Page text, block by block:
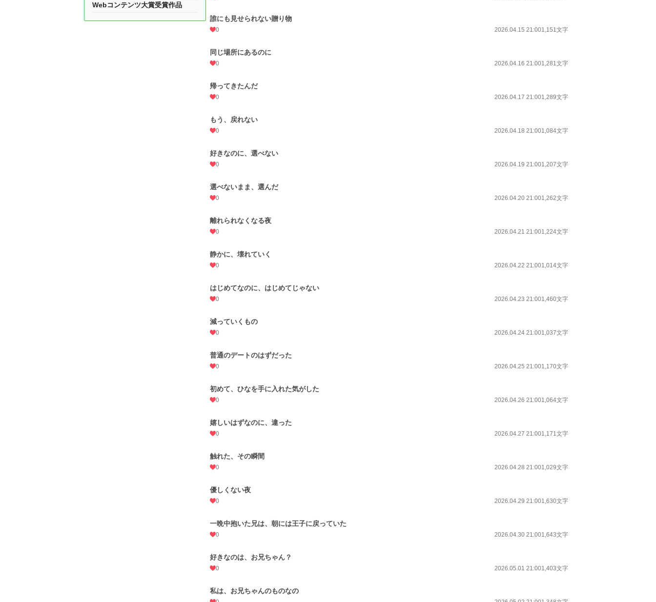
誰にも見せられない贈り物
0 2026.04.15 21:001,151文字
同じ場所にあるのに
0 2026.04.16 21:001,281文字
帰ってきたんだ
0 2026.04.17 21:001,289文字
もう、戻れない
0 2026.04.18 21:001,084文字
好きなのに、選べない
0 2026.04.19 21:001,207文字
選べないまま、選んだ
0 2026.04.20 21:001,262文字
離れられなくなる夜
0 2026.04.21 21:001,224文字
静かに、壊れていく
0 2026.04.22 21:001,014文字
はじめてなのに、はじめてじゃない
0 2026.04.23 21:001,460文字
減っていくもの
0 2026.04.24 21:001,037文字
普通のデートのはずだった
0 2026.04.25 21:001,170文字
初めて、ひなを手に入れた気がした
0 2026.04.26 21:001,064文字
嬉しいはずなのに、違った
0 2026.04.27 21:001,171文字
触れた、その瞬間
0 2026.04.28 21:001,029文字
優しくない夜
0 2026.04.29 21:001,630文字
一晩中抱いた兄は、朝には王子に戻っていた
0 2026.04.30 21:001,643文字
好きなのは、お兄ちゃん？
0 2026.05.01 21:001,403文字
私は、お兄ちゃんのものなの
Webコンテンツ大賞受賞作品